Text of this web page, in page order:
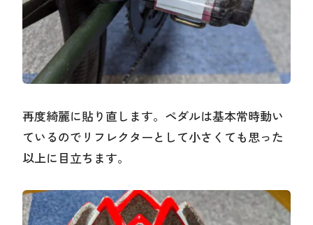
再度綺麗に貼り直します。ペダルは基本常時動い
ているのでリフレクターとして小さくても思った
以上に目立ちます。